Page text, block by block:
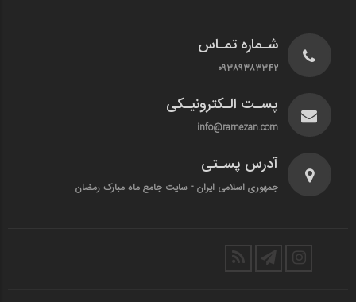
شـماره تمـاس
۰۹۳۸۹۳۸۳۳۴۲
پسـت الـکترونیـکی
info@ramezan.com
آدرس پسـتی
جمهوری اسلامی ایران - سایت جامع ماه مبارک رمضان